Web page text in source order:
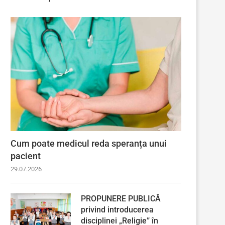
Cum poate medicul reda speranța unui
pacient
29.07.2026
PROPUNERE PUBLICĂ
privind introducerea
disciplinei „Religie” în